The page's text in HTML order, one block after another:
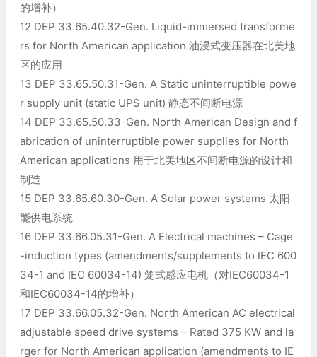
的增补）
12 DEP 33.65.40.32-Gen. Liquid-immersed transforme
rs for North American application 油浸式变压器在北美地
区的应用
13 DEP 33.65.50.31-Gen. A Static uninterruptible powe
r supply unit (static UPS unit) 静态不间断电源
14 DEP 33.65.50.33-Gen. North American Design and f
abrication of uninterruptible power supplies for North
American applications 用于北美地区不间断电源的设计和
制造
15 DEP 33.65.60.30-Gen. A Solar power systems 太阳
能供电系统
16 DEP 33.66.05.31-Gen. A Electrical machines – Cage
-induction types (amendments/supplements to IEC 600
34-1 and IEC 60034-14) 笼式感应电机（对IEC60034-1
和IEC60034-14的增补）
17 DEP 33.66.05.32-Gen. North American AC electrical
adjustable speed drive systems – Rated 375 KW and la
rger for North American application (amendments to IE